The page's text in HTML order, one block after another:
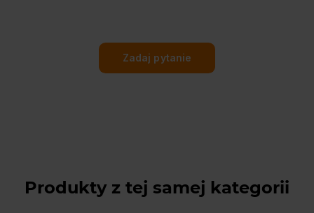
Zadaj pytanie
Produkty z tej samej kategorii